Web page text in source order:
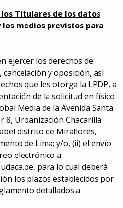
los Titulares de los datos
los medios previstos para
ejercer los derechos de
cancelación y oposición, así
que les otorga la LPDP, a
de la solicitud en físico
Media de la Avenida Santa
8, Urbanización Chacarilla
distrito de Miraflores,
de Lima; y/o, (ii) el envío
electrónico a:
para lo cual deberá
los plazos establecidos por
detallados a